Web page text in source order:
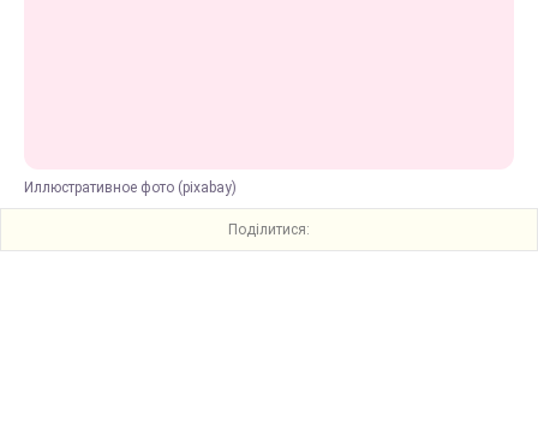
Иллюстративное фото (pixabay)
Поділитися: